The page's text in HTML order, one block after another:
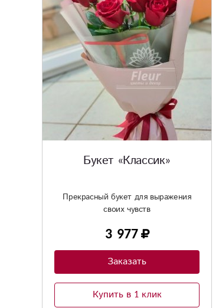
Букет «Классик»
Прекрасный букет для выражения
своих чувств
3 977
Заказать
Купить в 1 клик